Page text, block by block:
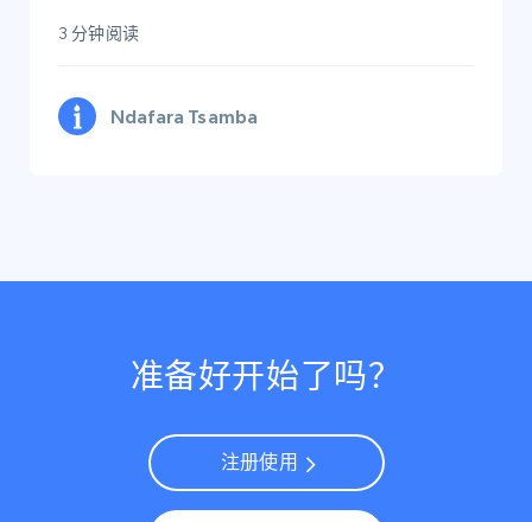
3 分钟阅读
Ndafara Tsamba
准备好开始了吗？
注册使用